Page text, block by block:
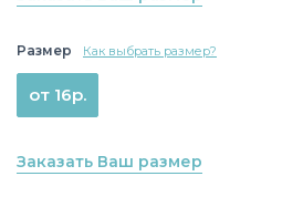
Размер Как выбрать размер?
от 16р.
Заказать Ваш размер